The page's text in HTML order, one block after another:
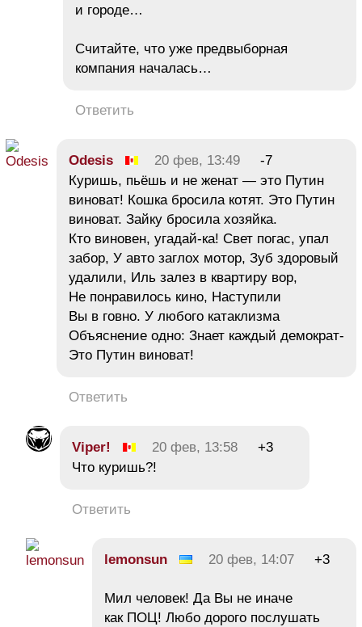
и городе…
Считайте, что уже предвыборная
компания началась…
Ответить
Odesis 20 фев, 13:49
-7
Куришь, пьёшь и не женат — это Путин
виноват! Кошка бросила котят. Это Путин
виноват. Зайку бросила хозяйка.
Кто виновен, угадай-ка! Свет погас, упал
забор, У авто заглох мотор, Зуб здоровый
удалили, Иль залез в квартиру вор,
Не понравилось кино, Наступили
Вы в говно. У любого катаклизма
Объяснение одно: Знает каждый демократ-
Это Путин виноват!
Ответить
Viper! 20 фев, 13:58
+3
Что куришь?!
Ответить
lemonsun 20 фев, 14:07 +3
Мил человек! Да Вы не иначе
как ПОЦ! Любо дорого послушать